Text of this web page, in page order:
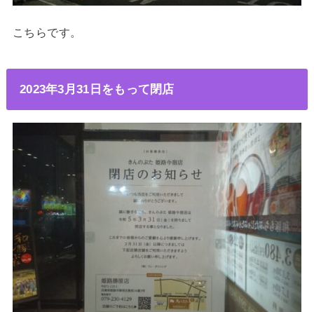
こちらです。
2023年3月31日をもって閉店